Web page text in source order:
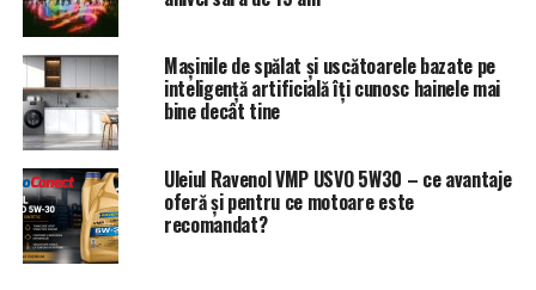
Cât de mari sunt pagubele totale ale pestei porcine
africane și ce județe mai sunt afectate | Capitala24
NU RATATI
Dezastru pentru Mihai Gâdea și Antena 3! De unde vine
marea lovitură / Comisarul de Prahova – Comisarul de
Prahova
Mașinile de spălat și uscătoarele bazate pe
inteligență artificială îți cunosc hainele mai
bine decât tine
Uleiul Ravenol VMP USVO 5W30 – ce avantaje
oferă și pentru ce motoare este
recomandat?